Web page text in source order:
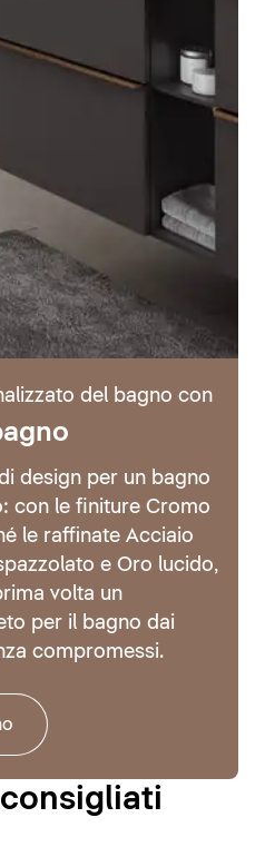
del bagno con
design per un bagno
con le finiture Cromo
le raffinate Acciaio
e Oro lucido,
volta un
per il bagno dai
compromessi.